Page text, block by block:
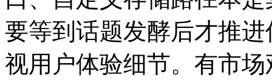
要等到话题发酵后才推
视用户体验细节。有市